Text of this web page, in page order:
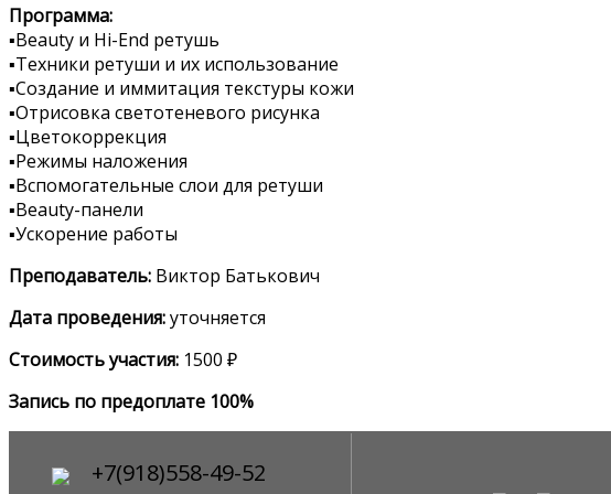
Программа:
▪️Beauty и Hi-End ретушь
▪️Техники ретуши и их использование
▪️Создание и иммитация текстуры кожи
▪️Отрисовка светотеневого рисунка
▪️Цветокоррекция
▪️Режимы наложения
▪️Вспомогательные слои для ретуши
▪️Beauty-панели
▪️Ускорение работы
Преподаватель: Виктор Батькович
Дата проведения:уточняется
Стоимость участия: 1500 ₽
Запись по предоплате 100%
+7(918)558-49-52